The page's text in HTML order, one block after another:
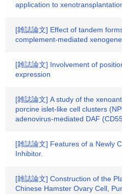
application to
[雑誌論文] Effect of tandem
complement-mediated
[雑誌論文] Involvement of
expression
[雑誌論文] A study of the
porcine islet-like cell clusters
adenovirus-mediated DAF
[雑誌論文] Features of a Newly
Inhibitor.
[雑誌論文] Construction of the
Chinese Hamster Ovary Cell,